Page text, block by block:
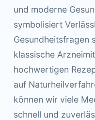
und moderne
symbolisiert
Gesundheitsfragen
klassische
hochwertigen
auf
können wir viele
schnell und